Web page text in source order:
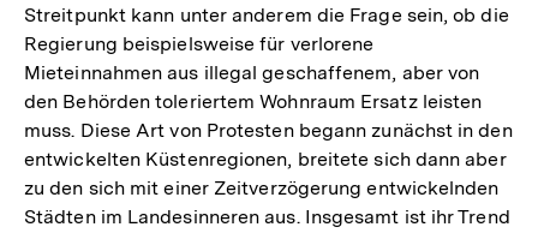
Streitpunkt kann unter anderem die Frage sein, ob die
Regierung beispielsweise für verlorene
Mieteinnahmen aus illegal geschaffenem, aber von
den Behörden toleriertem Wohnraum Ersatz leisten
muss. Diese Art von Protesten begann zunächst in den
entwickelten Küstenregionen, breitete sich dann aber
zu den sich mit einer Zeitverzögerung entwickelnden
Städten im Landesinneren aus. Insgesamt ist ihr Trend